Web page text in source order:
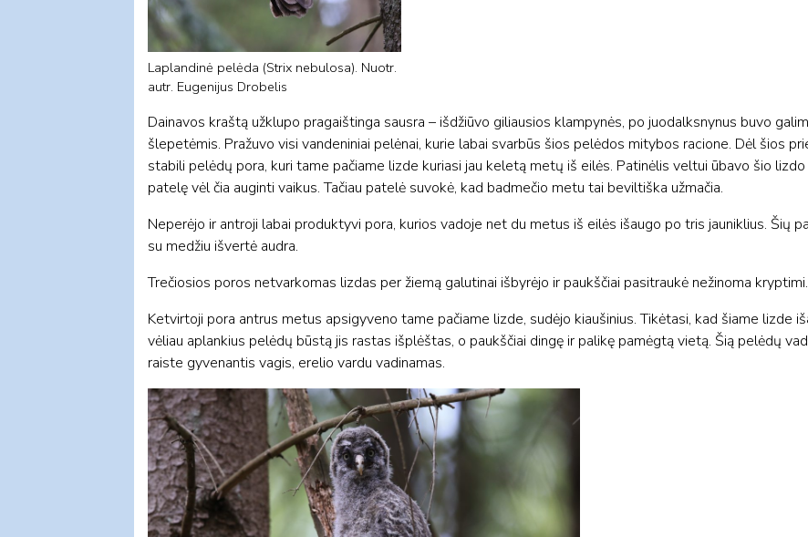
Laplandinė pelėda (Strix nebulosa). Nuotr.
autr. Eugenijus Drobelis
Dainavos kraštą užklupo pragaištinga sausra – išdžiūvo giliausios klampynės, po juodalksnynus buvo
šlepetėmis. Pražuvo visi vandeniniai pelėnai, kurie labai svarbūs šios pelėdos mitybos racione. Dėl šios
stabili pelėdų pora, kuri tame pačiame lizde kuriasi jau keletą metų iš eilės. Patinėlis veltui ūbavo šio
patelę vėl čia auginti vaikus. Tačiau patelė suvokė, kad badmečio metu tai beviltiška užmačia.
Neperėjo ir antroji labai produktyvi pora, kurios vadoje net du metus iš eilės išaugo po tris jauniklius. Šių
su medžiu išvertė audra.
Trečiosios poros netvarkomas lizdas per žiemą galutinai išbyrėjo ir paukščiai pasitraukė nežinoma kryptimi.
Ketvirtoji pora antrus metus apsigyveno tame pačiame lizde, sudėjo kiaušinius. Tikėtasi, kad šiame lizde
vėliau aplankius pelėdų būstą jis rastas išplėštas, o paukščiai dingę ir palikę pamėgtą vietą. Šią pelėdų
raiste gyvenantis vagis, erelio vardu vadinamas.